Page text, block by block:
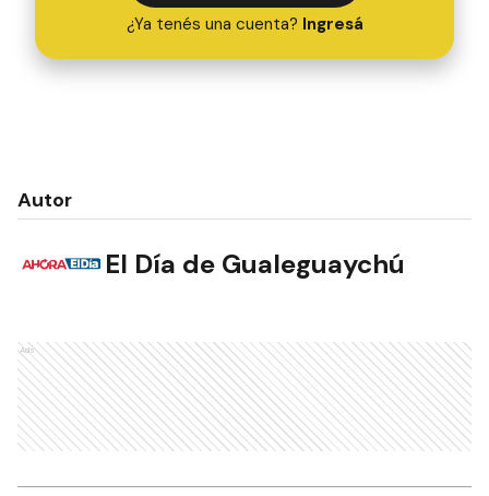
¿Ya tenés una cuenta? Ingresá
Autor
El Día de Gualeguaychú
Ads